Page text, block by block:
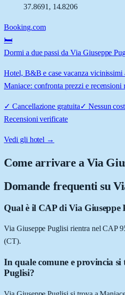
37.8691 , 14.8206
Booking.com
🛏️
Dormi a due passi da Via Giuseppe
Hotel, B&B e case vacanza vicinissimi
Maniace: confronta prezzi e
✓ Cancellazione gratuita✓ Nessun
Recensioni verificate
Vedi gli hotel →
Come arrivare aVia
Domande frequenti su
Qual è il CAP di Via Giuseppe
Via Giuseppe Puglisi rientra nel CAP
(CT).
In quale comune e provincia si
Puglisi?